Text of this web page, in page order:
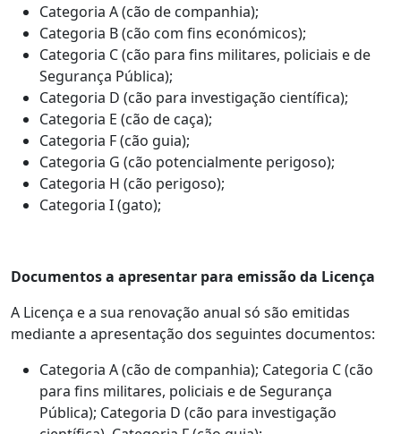
Categoria A (cão de companhia);
Categoria B (cão com fins económicos);
Categoria C (cão para fins militares, policiais e de
Segurança Pública);
Categoria D (cão para investigação científica);
Categoria E (cão de caça);
Categoria F (cão guia);
Categoria G (cão potencialmente perigoso);
Categoria H (cão perigoso);
Categoria I (gato);
Documentos a apresentar para emissão da Licença
A Licença e a sua renovação anual só são emitidas
mediante a apresentação dos seguintes documentos:
Categoria A (cão de companhia); Categoria C (cão
para fins militares, policiais e de Segurança
Pública); Categoria D (cão para investigação